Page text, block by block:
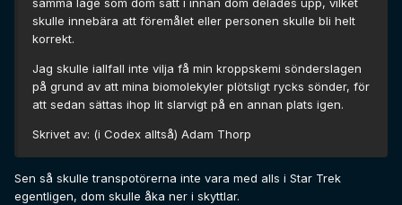
samma läge som dom satt i innan dom delades upp, vilket
skulle innebära att föremålet eller personen skulle bli helt
korrekt.
Jag skulle iallfall inte vilja få min kroppskemi sönderslagen
på grund av att mina biomolekyler plötsligt rycks sönder, för
att sedan sättas ihop lit slarvigt på en annan plats igen.
Skrivet av: (i Codex alltså) Adam Thorp
Sen så skulle transpotörerna inte vara med alls i Star Trek
egentligen, dom skulle åka ner i skyttlar.